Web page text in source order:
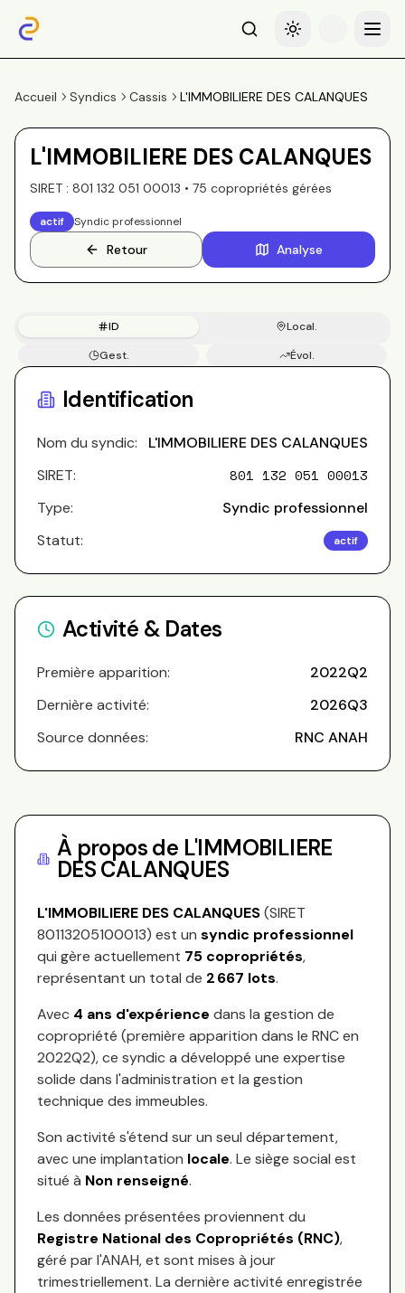
RechercheBasculer le thème
Menu
Accueil Syndics Cassis L'IMMOBILIERE DES CALANQUES
L'IMMOBILIERE DES CALANQUES
SIRET : 801 132 051 00013 • 75 copropriétés gérées
actif Syndic professionnel
Retour Analyse
ID
Local.
Gest.
Évol.
Identification
Nom du syndic:
L'IMMOBILIERE DES CALANQUES
SIRET:
801 132 051 00013
Type:
Syndic professionnel
Statut:
actif
Activité & Dates
Première apparition:
2022Q2
Dernière activité:
2026Q3
Source données:
RNC ANAH
À propos de L'IMMOBILIERE
DES CALANQUES
L'IMMOBILIERE DES CALANQUES(SIRET
80113205100013) est un syndic professionnel
qui gère actuellement 75 copropriétés,
représentant un total de 2 667 lots.
Avec 4 ans d'expérience dans la gestion de
copropriété (première apparition dans le RNC en
2022Q2), ce syndic a développé une expertise
solide dans l'administration et la gestion
technique des immeubles.
Son activité s'étend surun seul département,
avec une implantation locale. Le siège social est
situé à Non renseigné.
Les données présentées proviennent du
Registre National des Copropriétés (RNC),
géré par l'ANAH, et sont mises à jour
trimestriellement. La dernière activité enregistrée